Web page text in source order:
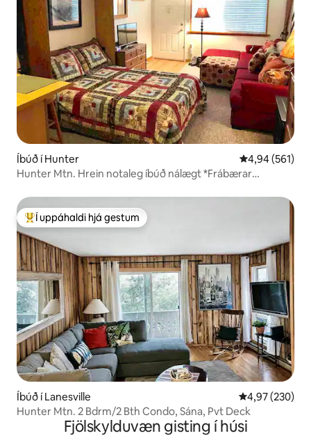
Íbúð í Hunter 4,94 af 5 í
4,94 (561)
Hunter Mtn. Hrein notaleg íbúð nálægt *Frábærar
Í mestu uppáhaldi hjá gestum
Í uppáhaldi hjá gestum
Íbúð í Lanesville 4,97 af 5 í
4,97 (230)
Hunter Mtn. 2 Bdrm/2 Bth Condo, Sána, Pvt Deck
Fjölskylduvæn gisting í húsi